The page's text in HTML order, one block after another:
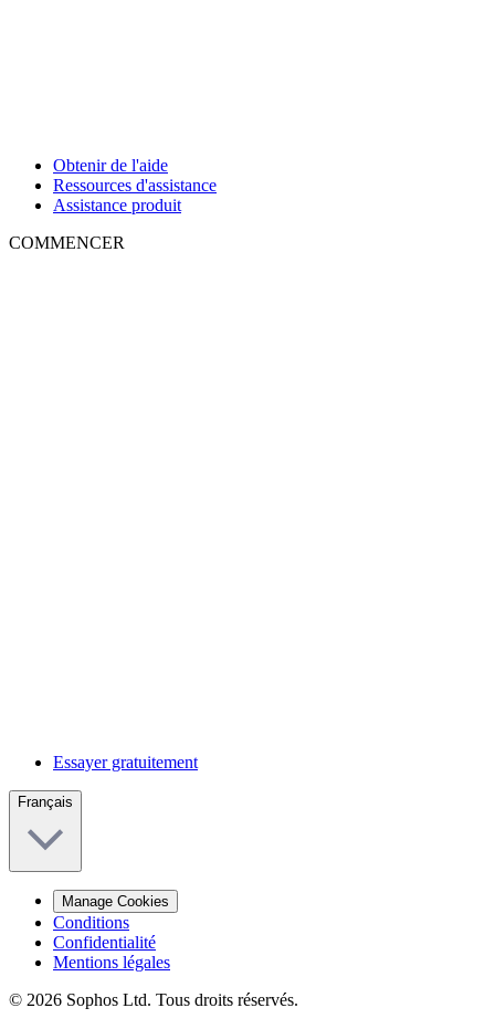
Obtenir de l'aide
Ressources d'assistance
Assistance produit
COMMENCER
Essayer gratuitement
Français
Manage Cookies
Conditions
Confidentialité
Mentions légales
© 2026 Sophos Ltd. Tous droits réservés.